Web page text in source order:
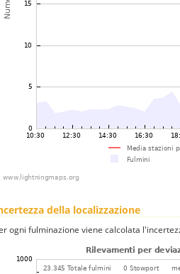
della localizzazione
ogni fulminazione viene calcolata